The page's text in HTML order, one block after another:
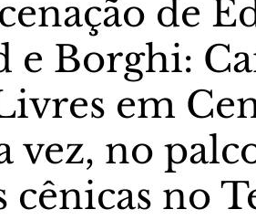
The Vip Club Business
& Lazer Carnaval São
de
e Borghi:
em
no
cênicas no